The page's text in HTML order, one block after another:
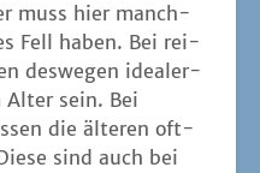
muss hier manch­
Fell haben. Bei rei­
des­we­gen idea­ler­
sein. Bei
die älte­ren oft­
sind auch bei